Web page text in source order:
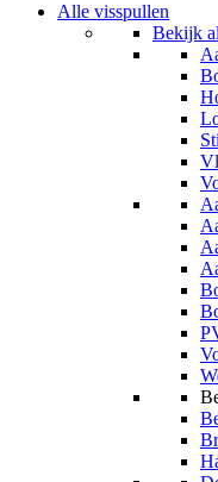
Alle visspullen
Bekijk